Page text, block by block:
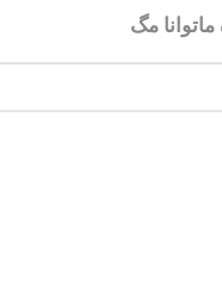
ماتوانا مگ